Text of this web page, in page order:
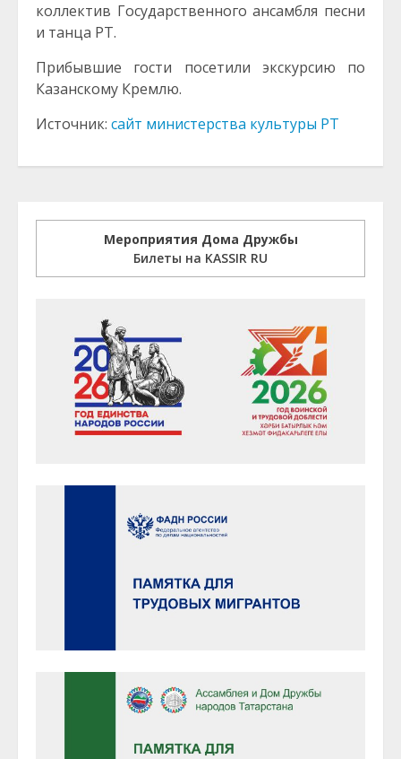
коллектив Государственного ансамбля песни
и танца РТ.
Прибывшие гости посетили экскурсию по
Казанскому Кремлю.
Источник: сайт министерства культуры РТ
Мероприятия Дома Дружбы
Билеты на KASSIR RU